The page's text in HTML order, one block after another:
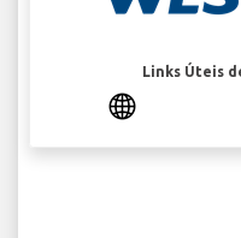
Links Úteis